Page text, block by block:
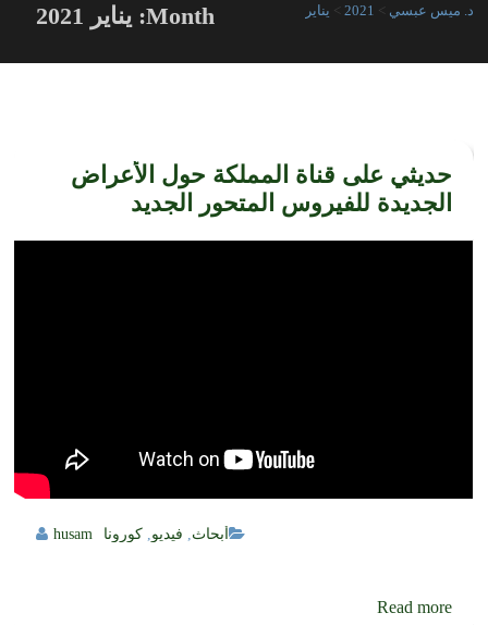
Month: يناير 2021 د. ميس عبسي >
2021
> يناير
حديثي على قناة المملكة حول الأعراض
الجديدة للفيروس المتحور الجديد
husam أبحاث فيديو كورونا
Read more